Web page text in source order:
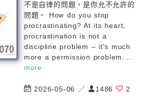
不是自律的問題，是你允不允許的
問題。 How do you stop
procrastinating? At its heart,
procrastination is not a
discipline problem – it's much
more a permission problem....
more
2026-05-06 ／ 1486 2